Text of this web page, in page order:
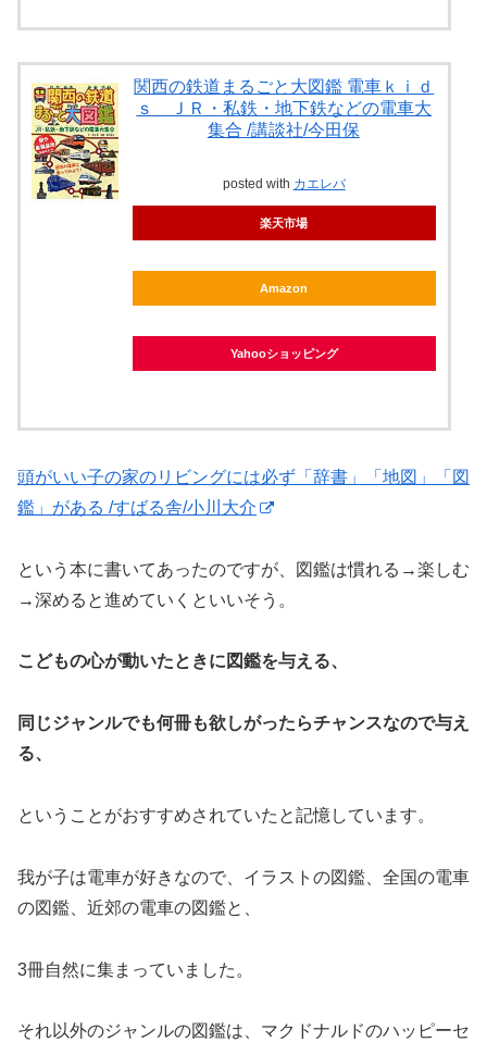
関西の鉄道まるごと大図鑑 電車ｋｉｄ
ｓ ＪＲ・私鉄・地下鉄などの電車大
集合 /講談社/今田保
posted with カエレバ
楽天市場
Amazon
Yahooショッピング
頭がいい子の家のリビングには必ず「辞書」「地図」「図
鑑」がある /すばる舎/小川大介
という本に書いてあったのですが、図鑑は慣れる→楽しむ
→深めると進めていくといいそう。
こどもの心が動いたときに図鑑を与える、
同じジャンルでも何冊も欲しがったらチャンスなので与え
る、
ということがおすすめされていたと記憶しています。
我が子は電車が好きなので、イラストの図鑑、全国の電車
の図鑑、近郊の電車の図鑑と、
3冊自然に集まっていました。
それ以外のジャンルの図鑑は、マクドナルドのハッピーセ